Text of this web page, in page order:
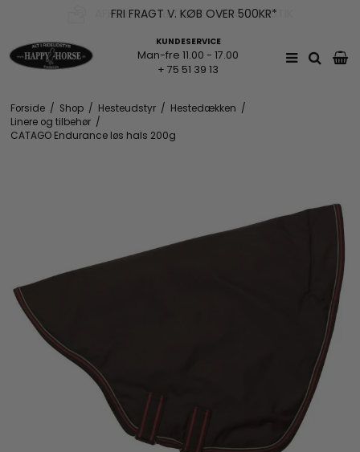
AFHENT OG RETURNER GRATIS | BUTIK
FRI FRAGT V. KØB OVER 500KR*
KUNDESERVICE
Man-fre 11.00 - 17.00
+ 75 51 39 13
Forside / Shop / Hesteudstyr / Hestedækken /
Linere og tilbehør /
CATAGO Endurance løs hals 200g